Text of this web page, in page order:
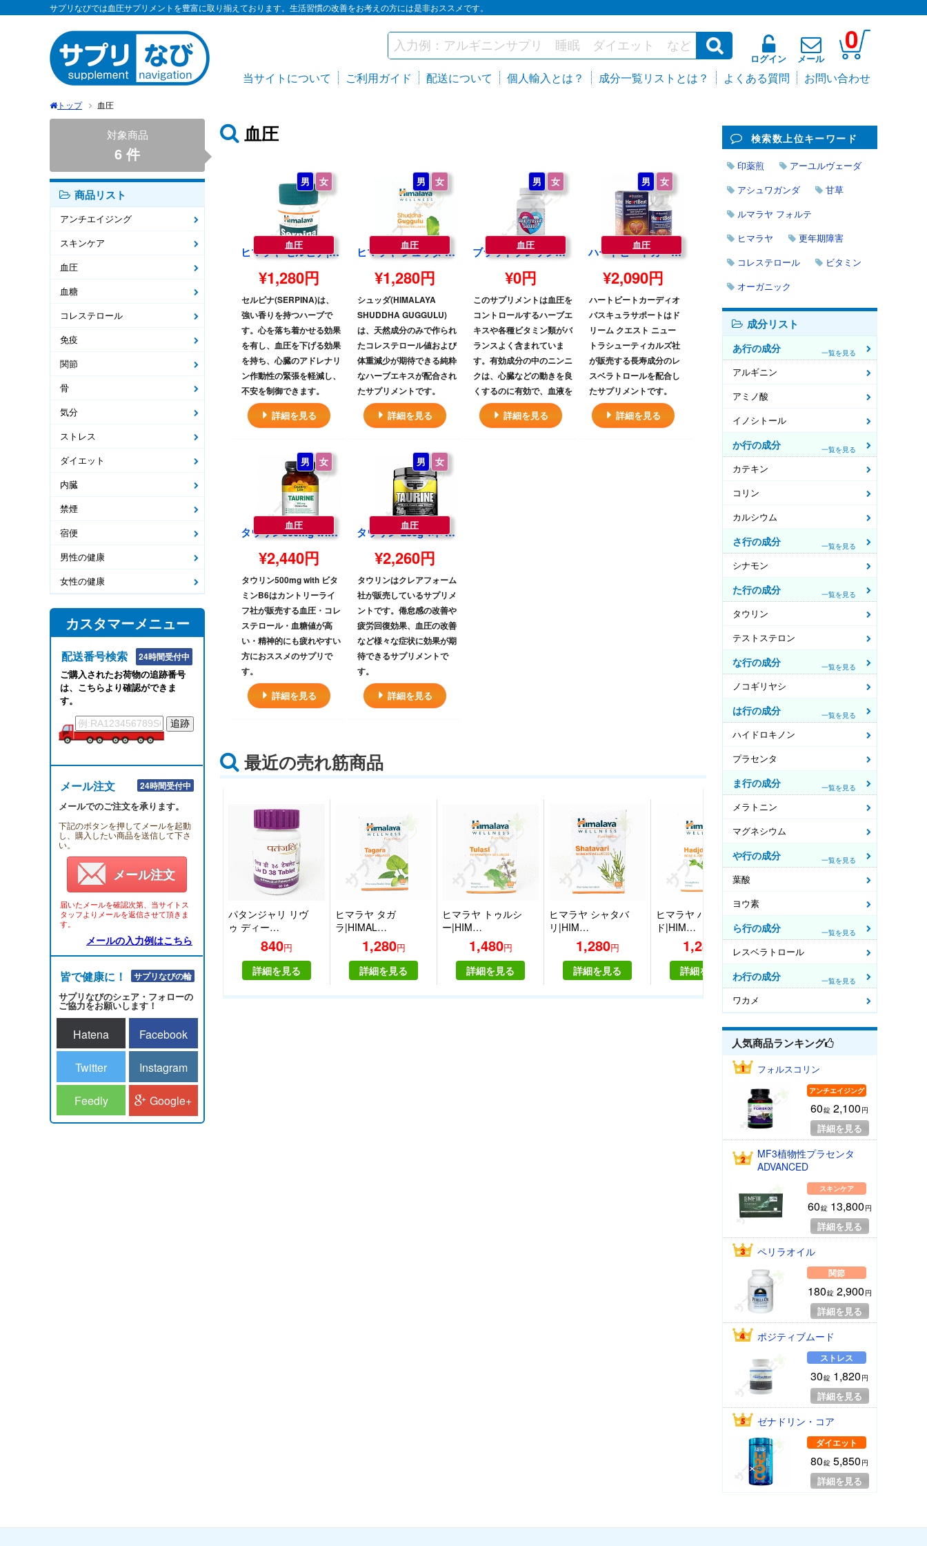
サプリなびでは血圧サプリメントを豊富に取り揃えております。生活習慣の改善をお考えの方には是非おススメです。
ログイン メール
0
当サイトについて ご利用ガイド 配送について 個人輸入とは？ 成分一覧リストとは？ よくある質問 お問い合わせ
トップ 血圧
対象商品
6 件
商品リスト
アンチエイジング
スキンケア
血圧
血糖
コレステロール
免疫
関節
骨
気分
ストレス
ダイエット
内臓
禁煙
宿便
男性の健康
女性の健康
カスタマーメニュー
配送番号検索 24時間受付中
ご購入されたお荷物の追跡番号
は、こちらより確認ができま
す。
メール注文 24時間受付中
メールでのご注文を承ります。
下記のボタンを押してメールを起動
し、購入したい商品を送信して下さ
い。
メール注文
届いたメールを確認次第、当サイトス
タッフよりメールを返信させて頂きま
す。
メールの入力例はこちら
皆で健康に！！サプリなびの輪
サプリなびのシェア・フォローの
ご協力をお願いします！
Hatena Facebook
Twitter Instagram
Feedly Google+
血圧
血圧
男 女
ヒマラヤ セルピナ|HIMALAYA SERPINA
¥1,280円
セルピナ(SERPINA)は、
強い香りを持つハーブで
す。心を落ち着かせる効果
を有し、血圧を下げる効果
を持ち、心臓のアドレナリ
ン作動性の緊張を軽減し、
不安を制御できます。
詳細を見る
血圧
男 女
ヒマラヤ シュッダ グッグル 60錠|HIMALAYA SHUDDHA GUGGULU 60 TABLETS
¥1,280円
シュッダ(HIMALAYA
SHUDDHA GUGGULU)
は、天然成分のみで作られ
たコレステロール値および
体重減少が期待できる純粋
なハーブエキスが配合され
たサプリメントです。
詳細を見る
血圧
男 女
ブラッドプレッシャーサポート 60錠 1本 | (EyeFive)BloodPressureSupport 60tablets one
¥0円
このサプリメントは血圧を
コントロールするハーブエ
キスや各種ビタミン類がバ
ランスよく含まれていま
す。有効成分の中のニンニ
クは、心臓などの動きを良
くするのに有効で、血液を
サラサラにするため血栓予
防に効き、血圧が高くなる
その他ビタミンや葉酸な
ど、健康維持にはかかせな
いビタミンが入っているの
で、血圧をサポートする
他、日々の健康のために服
に優れた商品です。
詳細を見る
血圧
男 女
ハートビートカーディオバスキュラサポート 90錠 1本 | Heart Beat Cardiovascular Support 90tablets one
¥2,090円
ハートビートカーディオ
バスキュラサポートはド
リーム クエスト ニュー
トラシューティカルズ社
が販売する長寿成分のレ
スベラトロールを配合し
たサプリメントです。
詳細を見る
血圧
男 女
タウリン500mg with ビタミンB6入り 100錠 1本 | (Country Life)Taurine Caps, 500mg, 100 Veggie Caps
¥2,440円
タウリン500mg with ビタ
ミンB6はカントリーライ
フ社が販売する血圧・コレ
ステロール・血糖値が高
い・精神的にも疲れやすい
方におススメのサプリで
す。
詳細を見る
血圧
男 女
タウリン 250g 1本 | (PrimaForce)Taurine 250tablets one
¥2,260円
タウリンはクレアフォーム
社が販売しているサプリメ
ントです。倦怠感の改善や
疲労回復効果、血圧の改善
など様々な症状に効果が期
待できるサプリメントで
す。
詳細を見る
最近の売れ筋商品
パタンジャリ リヴ
ゥ ディー…
840円
詳細を見る
ヒマラヤ タガ
ラ|HIMAL…
1,280円
詳細を見る
ヒマラヤ トゥルシ
ー|HIM…
1,480円
詳細を見る
ヒマラヤ シャタバ
リ|HIM…
1,280円
詳細を見る
ヒマラヤ ハジョッ
ド|HIM…
1,280
詳細を見る
RNA[100mg]DNA[…
0
コグニテッ
ーシックス
検索数上位キーワード
印薬煎
アーユルヴェーダ
アシュワガンダ
甘草
ルマラヤ フォルテ
ヒマラヤ
更年期障害
コレステロール
ビタミン
オーガニック
成分リスト
あ行の成分 一覧を見る
アルギニン
アミノ酸
イノシトール
か行の成分 一覧を見る
カテキン
コリン
カルシウム
さ行の成分 一覧を見る
シナモン
た行の成分 一覧を見る
タウリン
テストステロン
な行の成分 一覧を見る
ノコギリヤシ
は行の成分 一覧を見る
ハイドロキノン
プラセンタ
ま行の成分 一覧を見る
メラトニン
マグネシウム
や行の成分 一覧を見る
葉酸
ヨウ素
ら行の成分 一覧を見る
レスベラトロール
わ行の成分 一覧を見る
ワカメ
人気商品ランキング
フォルスコリン
アンチエイジング
60錠 2,100 円
詳細を見る
MF3植物性プラセンタ
ADVANCED
スキンケア
60錠13,800 円
詳細を見る
ペリラオイル
関節
180錠2,900 円
詳細を見る
ポジティブムード
ストレス
30錠 1,820 円
詳細を見る
ゼナドリン・コア
ダイエット
80錠 5,850 円
詳細を見る